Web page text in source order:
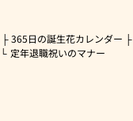
365日の誕生花カレンダー
定年退職祝いのマナー